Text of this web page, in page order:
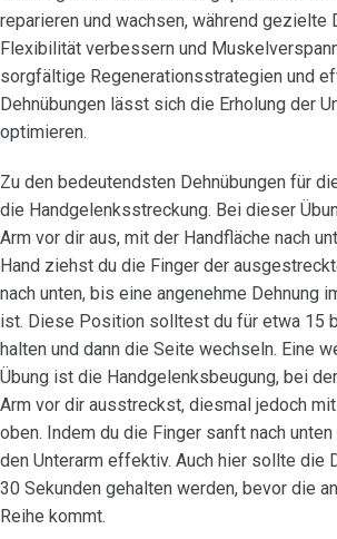
reparieren und wachsen, während gezielte
Flexibilität verbessern und
sorgfältige Regenerationsstrategien und
Dehnübungen lässt sich die Erholung der
optimieren.
Zu den bedeutendsten Dehnübungen für
die Handgelenksstreckung. Bei dieser
Arm vor dir aus, mit der Handfläche nach
Hand ziehst du die Finger der
nach unten, bis eine angenehme Dehnung
ist. Diese Position solltest du für etwa 15
halten und dann die Seite wechseln. Eine
Übung ist die Handgelenksbeugung, bei
Arm vor dir ausstreckst, diesmal jedoch
oben. Indem du die Finger sanft nach
den Unterarm effektiv. Auch hier sollte die
30 Sekunden gehalten werden, bevor die
Reihe kommt.